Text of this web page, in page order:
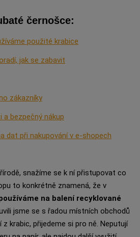
černošce:
použité krabice
jak se zabavit
zákazníky
bezpečný nákup
dat při nakupování v e-shopech
snažíme se k ní přistupovat co
to konkrétně znamená, že v
na balení recyklované
jsme se s řadou místních obchodů
z krabic, přijedeme si pro ně. Neputují